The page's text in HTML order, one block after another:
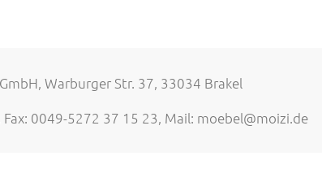
Warburger Str. 37, 33034 Brakel
0049-5272 37 15 23, Mail: moebel@moizi.de